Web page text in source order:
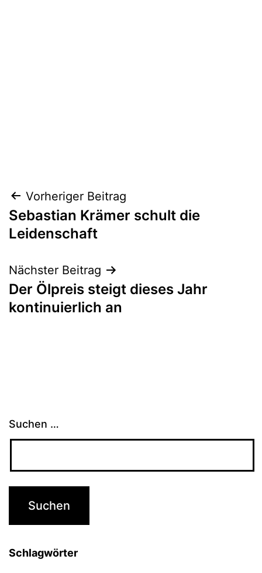
Beitragsnavigation
Vorheriger Beitrag
Sebastian Krämer schult die
Leidenschaft
Nächster Beitrag
Der Ölpreis steigt dieses Jahr
kontinuierlich an
Suchen …
Schlagwörter